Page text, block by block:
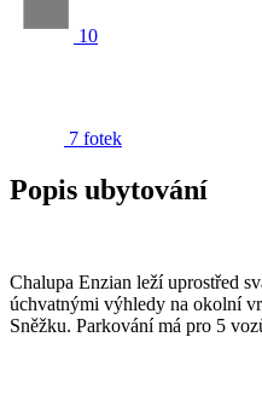
10
7 fotek
Popis ubytování
Chalupa Enzian leží uprostřed
úchvatnými výhledy na okolní
Sněžku. Parkování má pro 5